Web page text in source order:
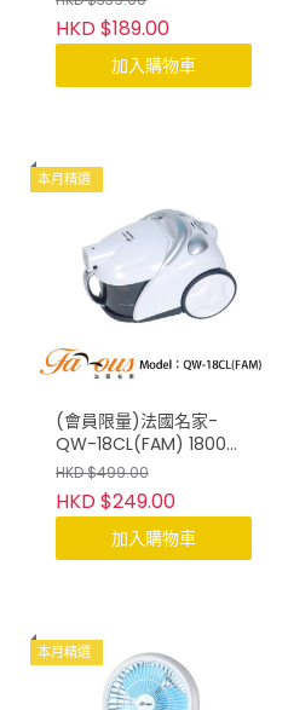
HKD $189.00
加入購物車
本月精選
(會員限量)法國名家-
QW-18CL(FAM) 1800W
渦輪式無塵袋吸塵機
HKD $499.00
HKD $249.00
加入購物車
本月精選